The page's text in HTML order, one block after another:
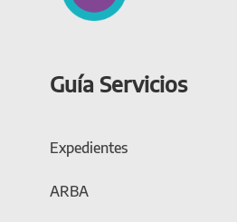
Guía Servicios
Expedientes
ARBA